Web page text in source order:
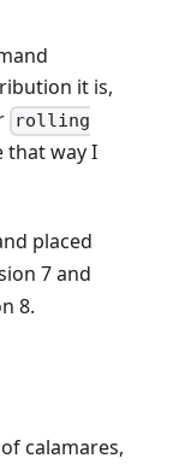
it is,
rolling
that way I
placed
7 and
8.
calamares,